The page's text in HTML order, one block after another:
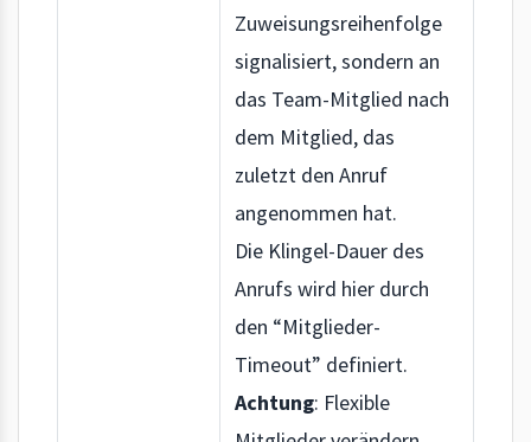
Zuweisungsreihenfolge
signalisiert, sondern an
das Team-Mitglied nach
dem Mitglied, das
zuletzt den Anruf
angenommen hat.
Die Klingel-Dauer des
Anrufs wird hier durch
den “Mitglieder-
Timeout” definiert.
Achtung: Flexible